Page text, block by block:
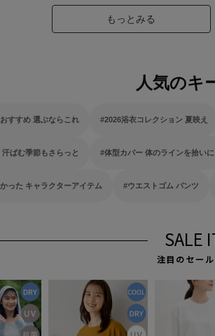
もっとみる
人気のキ
すすめ 選ぶならこれ 2026浴衣コレクション 夏映え
ばむ季節もさらっと 体型カバー 体のラインを拾い
った キャラクターアイテム ウエストゴム パンツ
SALE
注目のセー